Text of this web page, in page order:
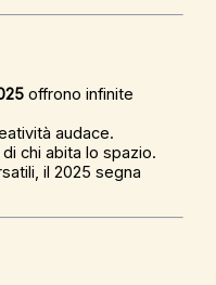
offrono infinite
audace.
chi abita lo spazio.
il 2025 segna